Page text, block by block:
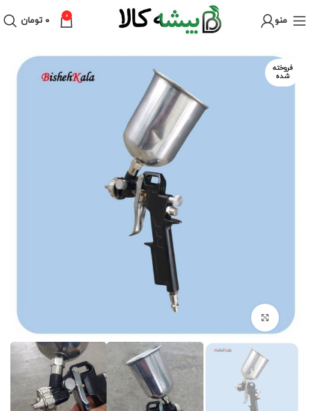
منو 0 ۰ تومان
فروخته
شده